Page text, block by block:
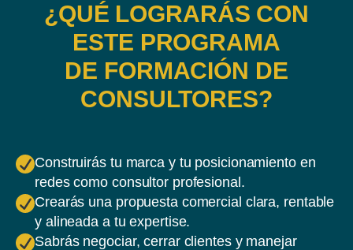
¿QUÉ LOGRARÁS CON
ESTE PROGRAMA
DE FORMACIÓN DE
CONSULTORES?
Construirás tu marca y tu posicionamiento en
redes como consultor profesional.
Crearás una propuesta comercial clara, rentable
y alineada a tu expertise.
Sabrás negociar, cerrar clientes y manejar